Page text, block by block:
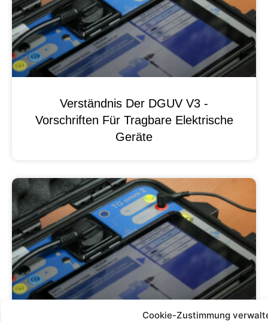
Cookie-Zustimmung
Verständnis Der DGUV V3 -
Vorschriften Für Tragbare Elektrische
Geräte